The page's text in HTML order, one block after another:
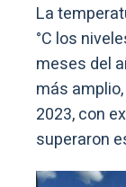
La
°C los
meses del
más
2023, con
superaron